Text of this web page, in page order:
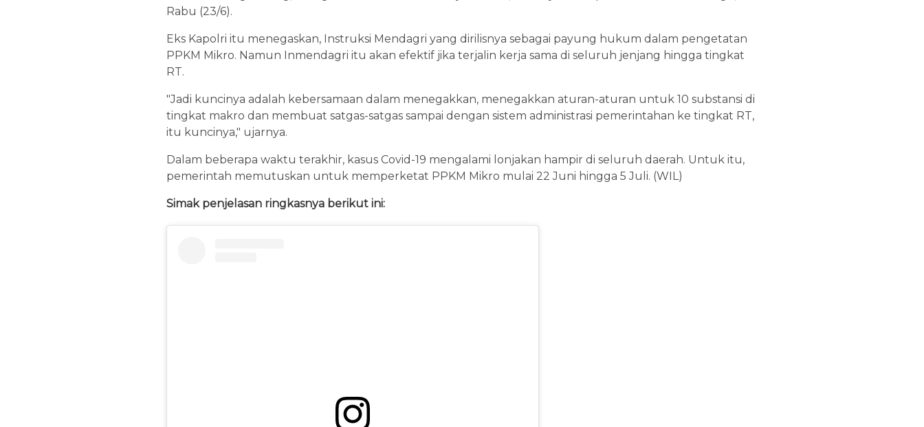
Rabu (23/6).
Eks Kapolri itu menegaskan, Instruksi Mendagri yang dirilisnya sebagai payung hukum dalam pengetatan
PPKM Mikro. Namun Inmendagri itu akan efektif jika terjalin kerja sama di seluruh jenjang hingga tingkat
RT.
"Jadi kuncinya adalah kebersamaan dalam menegakkan, menegakkan aturan-aturan untuk 10 substansi di
tingkat makro dan membuat satgas-satgas sampai dengan sistem administrasi pemerintahan ke tingkat RT,
itu kuncinya," ujarnya.
Dalam beberapa waktu terakhir, kasus Covid-19 mengalami lonjakan hampir di seluruh daerah. Untuk itu,
pemerintah memutuskan untuk memperketat PPKM Mikro mulai 22 Juni hingga 5 Juli. (WIL)
Simak penjelasan ringkasnya berikut ini: